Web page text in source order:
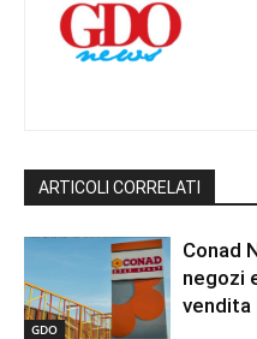
ARTICOLI CORRELATI
GDO
Conad
negozi
vendita